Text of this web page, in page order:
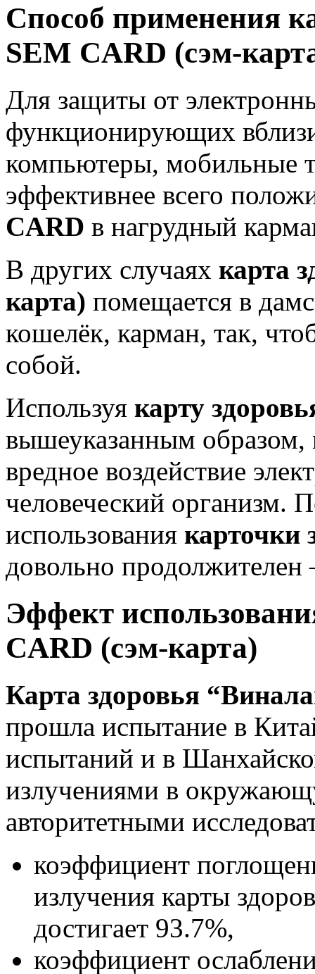
Способ применения
SEM CARD (сэм-
Для защиты от
функционирующих
компьютеры, мобильные
эффективнее всего
CARD в нагрудный
В других случаях карта
карта) помещается в
кошелёк, карман, так,
собой.
Используя карту
вышеуказанным образом,
вредное воздействие
человеческий организм.
использования карточки
довольно продолжителен
Эффект
CARD (сэм-карта)
Карта здоровья
прошла испытание в
испытаний и в
излучениями в
авторитетными
коэффициент
излучения карты
достигает 93.7%,
коэффициент